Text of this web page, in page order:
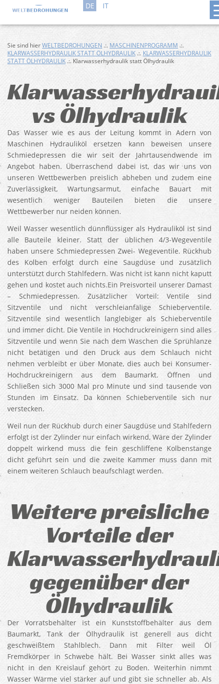
DE IT
Sie sind hierWELTBEDROHUNGEN .:. MASCHINENPROGRAMM .:.
KLARWASSERHYDRAULIK STATT ÖLHYDRAULIK .:. KLARWASSERHYDRAULIK
STATT ÖLHYDRAULIK .:. Klarwasserhydraulik statt Ölhydraulik
vs Ölhydraulik
Das Wasser wie es aus der Leitung kommt in Adern von
Maschinen Hydrauliköl ersetzen kann beweisen unsere
Schmiedepressen die wir seit der Jahrtausendwende im
Angebot haben. Überraschend dabei ist, das wir uns von
unseren Wettbewerben preislich abheben und zudem eine
Zuverlässigkeit, Wartungsarmut, einfache Bauart mit
wesentlich weniger Bauteilen bieten die unsere
Wettbewerber nur neiden können.
Weil Wasser wesentlich dünnflüssiger als Hydrauliköl ist sind
alle Bauteile kleiner. Statt der üblichen 4/3-Wegeventile
haben unsere Schmiedepressen Zwei- Wegeventile. Rückhub
des Kolben erfolgt durch eine Saugdüse und zusätzlich
unterstützt durch Stahlfedern. Was nicht ist kann nicht kaputt
gehen und kostet auch nichts.Ein Preisvorteil unserer Damast
– Schmiedepressen. Zusätzlicher Vorteil: Ventile sind
Sitzventile und nicht verschleianfälige Schieberventile.
Sitzventile sind wesentlich langlebiger als Schieberventile
und immer dicht. Die Ventile in Hochdruckreinigern sind alles
Sitzventile und wenn Sie nach dem Waschen die Sprühlanze
nicht betätigen und den Druck aus dem Schlauch nicht
nehmen verbleibt er über Monate, dies auch bei Konsumer-
Hochdruckreinigern aus dem Baumarkt. Öffnen und
Schließen sich 3000 Mal pro Minute und sind tausende von
Stunden im Einsatz. Da können Schieberventile sich nur
verstecken.
Weil nun der Rückhub durch einer Saugdüse und Stahlfedern
erfolgt ist der Zylinder nur einfach wirkend, Wäre der Zylinder
doppelt wirkend muss die fein geschliffene Kolbenstange
dicht geführt sein und die zweite Kammer muss dann mit
einem weiteren Schlauch beaufschlagt werden.
Weitere preisliche
Vorteile der
gegenüber der
Ölhydraulik
Der Vorratsbehälter ist ein Kunststoffbehälter aus dem
Baumarkt, Tank der Ölhydraulik ist generell aus dicht
geschweißtem Stahlblech. Dann mit Filter weil Öl
Fremdkörper in Schwebe hält. Bei Wasser sinkt alles was
nicht in den Kreislauf gehört zu Boden. Weiterhin nimmt
Wasser Wärme viel stärker auf und gibt sie schneller ab. Als